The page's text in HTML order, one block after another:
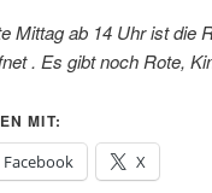
Mittag ab 14 Uhr ist die
. Es gibt noch Rote,
MIT:
Facebook
X